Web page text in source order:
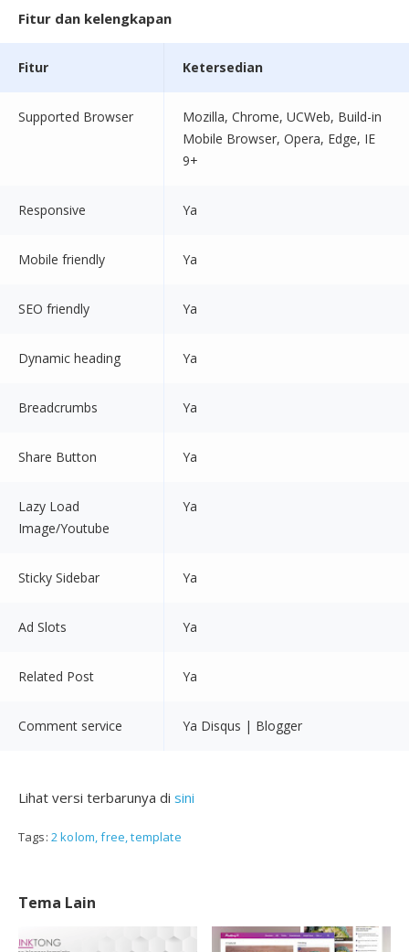
Fitur dan kelengkapan
Fitur Ketersedian
Supported Browser
Mozilla, Chrome, UCWeb, Build-in
Mobile Browser, Opera, Edge, IE
9+
Responsive Ya
Mobile friendly Ya
SEO friendly Ya
Dynamic heading Ya
Breadcrumbs Ya
Share Button Ya
Lazy Load
Image/Youtube
Ya
Sticky Sidebar Ya
Ad Slots Ya
Related Post Ya
Comment service Ya Disqus | Blogger
Lihat versi terbarunya di sini
Tags: 2 kolom free template
Tema Lain